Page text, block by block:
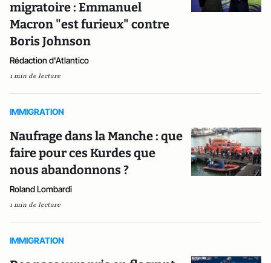
migratoire : Emmanuel
Macron "est furieux" contre
Boris Johnson
Rédaction d'Atlantico
1 min de lecture
IMMIGRATION
Naufrage dans la Manche : que
faire pour ces Kurdes que
nous abandonnons ?
Roland Lombardi
1 min de lecture
IMMIGRATION